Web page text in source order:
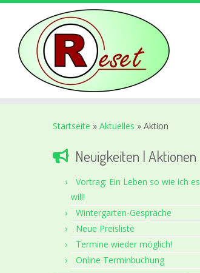
Startseite » Aktuelles » Aktion
Neuigkeiten | Aktionen
Vortrag: Ein Leben so wie ich es
will!
Wintergarten-Gespräche
Neue Preisliste
Termine wieder möglich!
Online Terminbuchung